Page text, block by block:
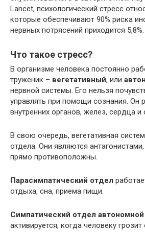
Lancet, психологический стресс
которые обеспечивают 90% риска
нервных потрясений приходится 5,8%.
Что такое стресс?
В организме человека постоянно
труженик – вегетативный, или
нервной системы. Его нельзя
управлять при помощи сознания. Он
внутренних органов, желез, сердца и
В свою очередь, вегетативная
отдела. Они являются
прямо противоположны.
Парасимпатический отдел
отдыха, сна, приема пищи.
Симпатический отдел
активируется, когда человеку грозит